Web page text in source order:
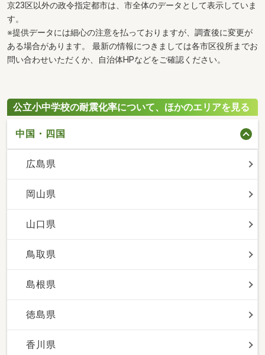
京23区以外の政令指定都市は、市全体のデータとして表示していま
す。
※提供データには細心の注意を払っておりますが、調査後に変更が
ある場合があります。 最新の情報につきましては各市区役所までお
問い合わせいただくか、自治体HPなどをご確認ください。
公立小中学校の耐震化率について、ほかのエリアを見る
中国・四国
広島県
岡山県
山口県
鳥取県
島根県
徳島県
香川県